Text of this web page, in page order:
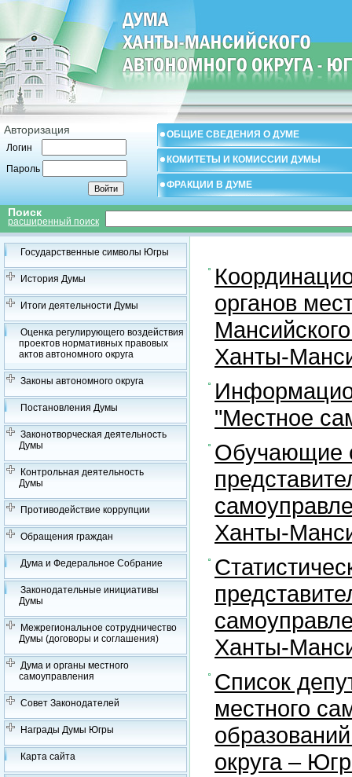
Авторизация
Логин
Пароль
ОБЩИЕ СВЕДЕНИЯ О ДУМЕ
КОМИТЕТЫ И КОМИССИИ ДУМЫ
ФРАКЦИИ В ДУМЕ
Поиск
расширенный поиск
Государственные символы Югры
История Думы
Итоги деятельности Думы
Оценка регулирующего воздействия
проектов нормативных правовых
актов автономного округа
Законы автономного округа
Постановления Думы
Законотворческая деятельность
Думы
Контрольная деятельность
Думы
Противодействие коррупции
Обращения граждан
Дума и Федеральное Собрание
Законодательные инициативы
Думы
Межрегиональное сотрудничество
Думы (договоры и соглашения)
Дума и органы местного
самоуправления
Совет Законодателей
Награды Думы Югры
Карта сайта
органов
Ханты-
"Местное
Обучающие
Ханты-
Ханты-
Список
местного
округа –